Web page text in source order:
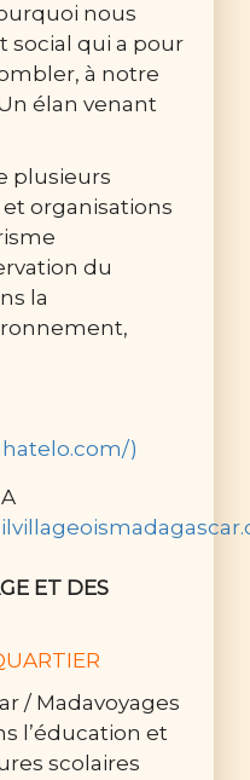
nous
social qui a pour
à notre
élan venant
plusieurs
organisations
du
la
)
ET DES
/ Madavoyages
l’éducation et
scolaires